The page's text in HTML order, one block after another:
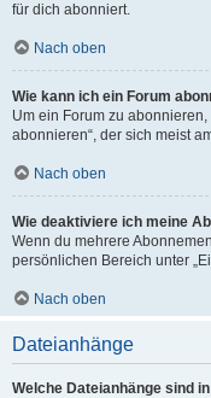
für dich abonniert.
Nach oben
Wie kann ich ein Forum
Um ein Forum zu
abonnieren“, der sich meist
Nach oben
Wie deaktiviere ich meine
Wenn du mehrere
persönlichen Bereich unter
Nach oben
Dateianhänge
Welche Dateianhänge sind